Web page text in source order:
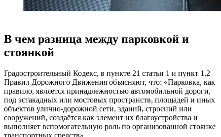
В чем разница между парковкой и
стоянкой
Градостроительный Кодекс, в пункте 21 статьи 1 и пункт 1.2
Правил Дорожного Движения объясняют, что: «Парковка, как
правило, является принадлежностью автомобильной дороги,
под эстакадных или мостовых пространств, площадей и иных
объектов улично-дорожной сети, зданий, строений или
сооружений, создаётся как элемент их благоустройства и
выполняет вспомогательную роль по организованной стоянке
транспортных средств».